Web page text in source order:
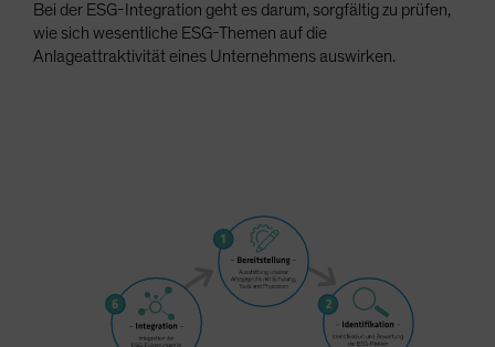
Bei der ESG-Integration geht es darum, sorgfältig zu prüfen,
wie sich wesentliche ESG-Themen auf die
Anlageattraktivität eines Unternehmens auswirken.